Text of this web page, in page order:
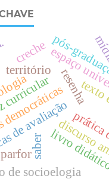
resenha
território
avaliação
espaço
pós-
saber discurso
livro
parfor
creche
de socioelogia